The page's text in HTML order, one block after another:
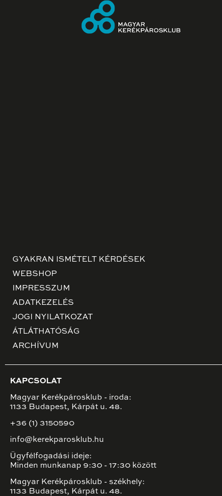
GYAKRAN ISMÉTELT KÉRDÉSEK
WEBSHOP
IMPRESSZUM
ADATKEZELÉS
JOGI NYILATKOZAT
ÁTLÁTHATÓSÁG
ARCHÍVUM
KAPCSOLAT
Magyar Kerékpárosklub - iroda:
1133 Budapest, Kárpát u. 48.
+36 (1) 3150590
info@kerekparosklub.hu
Ügyfélfogadási ideje:
Minden munkanap 9:30 - 17:30 között
Magyar Kerékpárosklub - székhely:
1133 Budapest, Kárpát u. 48.